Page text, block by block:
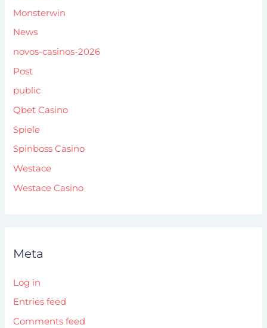
Monsterwin
News
novos-casinos-2026
Post
public
Qbet Casino
Spiele
Spinboss Casino
Westace
Westace Casino
Meta
Log in
Entries feed
Comments feed